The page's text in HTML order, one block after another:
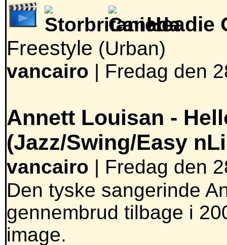
Headie
Freestyle (Urban)
vancairo | Fredag den
Annett Louisan -
(Jazz/Swing/Easy
vancairo | Fredag den
Den tyske sangerinde
gennembrud tilbage i
image.